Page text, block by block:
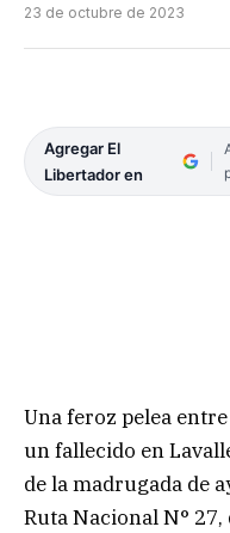
23 de octubre de 2023
Agregar El
Libertador en
Una feroz pelea
un fallecido en
de la madrugada de
Ruta Nacional N°